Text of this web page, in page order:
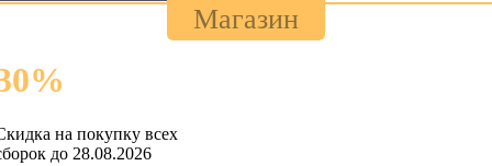
Магазин
%
на покупку всех
до 28.08.2026